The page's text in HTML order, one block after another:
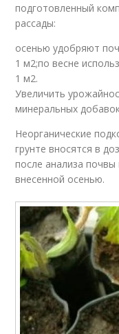
подготовленный
рассады:
осенью удобряют
1 м2;по весне
1 м2.
Увеличить
минеральных
Неорганические
грунте вносятся в
после анализа почвы
внесенной осенью.